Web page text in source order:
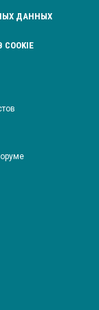
ДАННЫХ